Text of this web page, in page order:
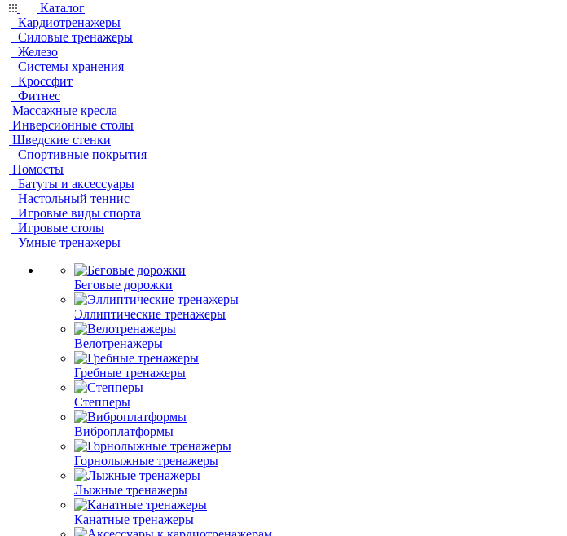
Каталог
Кардиотренажеры
Силовые тренажеры
Железо
Системы хранения
Кроссфит
Фитнес
Массажные кресла
Инверсионные столы
Шведские стенки
Спортивные покрытия
Помосты
Батуты и аксессуары
Настольный теннис
Игровые виды спорта
Игровые столы
Умные тренажеры
Беговые дорожки
Эллиптические тренажеры
Велотренажеры
Гребные тренажеры
Степперы
Виброплатформы
Горнолыжные тренажеры
Лыжные тренажеры
Канатные тренажеры